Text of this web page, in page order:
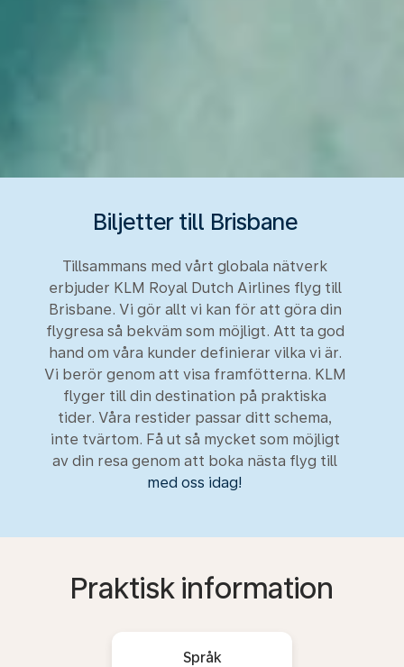
Biljetter till Brisbane
Tillsammans med vårt globala nätverk
erbjuder KLM Royal Dutch Airlines flyg till
Brisbane. Vi gör allt vi kan för att göra din
flygresa så bekväm som möjligt. Att ta god
hand om våra kunder definierar vilka vi är.
Vi berör genom att visa framfötterna. KLM
flyger till din destination på praktiska
tider. Våra restider passar ditt schema,
inte tvärtom. Få ut så mycket som möjligt
av din resa genom att boka nästa flyg till
med oss idag!
Praktisk information
Språk